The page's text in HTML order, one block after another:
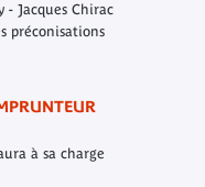
- Jacques Chirac
préconisations
à sa charge